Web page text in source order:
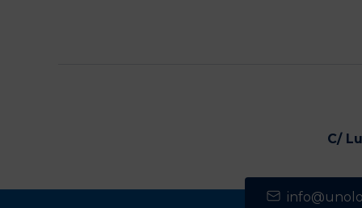
C/